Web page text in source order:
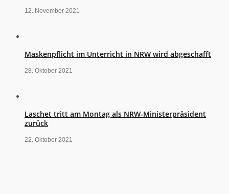
12. November 2021
Maskenpflicht im Unterricht in NRW wird abgeschafft
28. Oktober 2021
Laschet tritt am Montag als NRW-Ministerpräsident
zurück
22. Oktober 2021